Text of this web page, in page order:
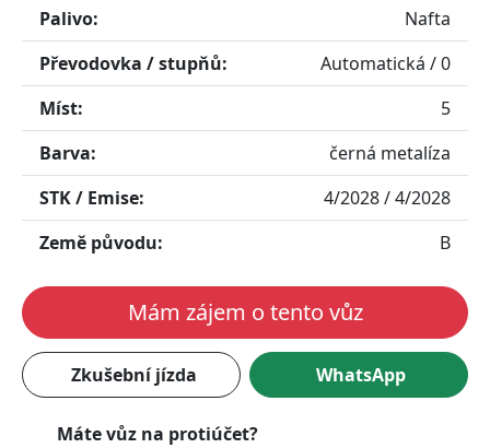
Palivo:
Nafta
Převodovka / stupňů:
Automatická / 0
Míst:
5
Barva:
černá metalíza
STK / Emise:
4/2028 / 4/2028
Země původu:
B
Mám zájem o tento vůz
Zkušební jízda WhatsApp
Máte vůz na protiúčet?